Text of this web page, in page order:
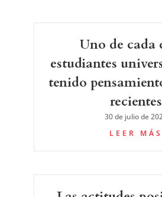
Uno de cada
estudiantes
tenido
recientes
30 de julio de
LEER MÁS